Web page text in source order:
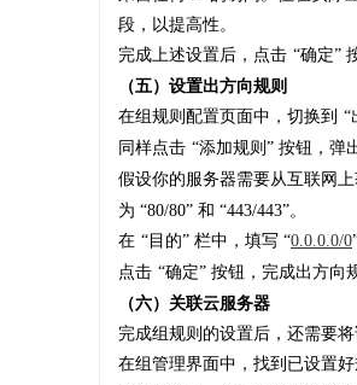
段，以提高性。
完成上述设置后，点击 “确定”
（五）设置出方向规则
在组规则配置页面中，切换到 “
同样点击 “添加规则” 按钮，弹
假设你的服务器需要从互联网
为 “80/80” 和 “443/443”。
在 “目的” 栏中，填写 “0.0.0.0/0
点击 “确定” 按钮，完成出方向
（六）关联云服务器
完成组规则的设置后，还需要
在组管理界面中，找到已设置